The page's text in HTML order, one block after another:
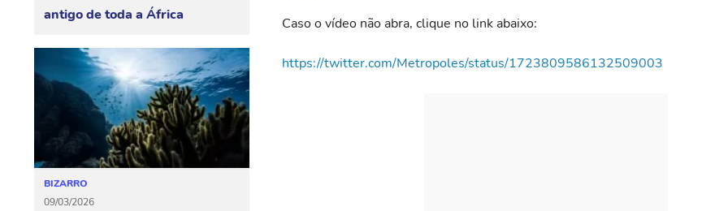
antigo de toda a África
BIZARRO
09/03/2026
Caso o vídeo não abra, clique no link abaixo:
https://twitter.com/Metropoles/status/1723809586132509003